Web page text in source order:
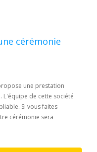
cérémonie
une prestation
de cette société
Si vous faites
cérémonie sera